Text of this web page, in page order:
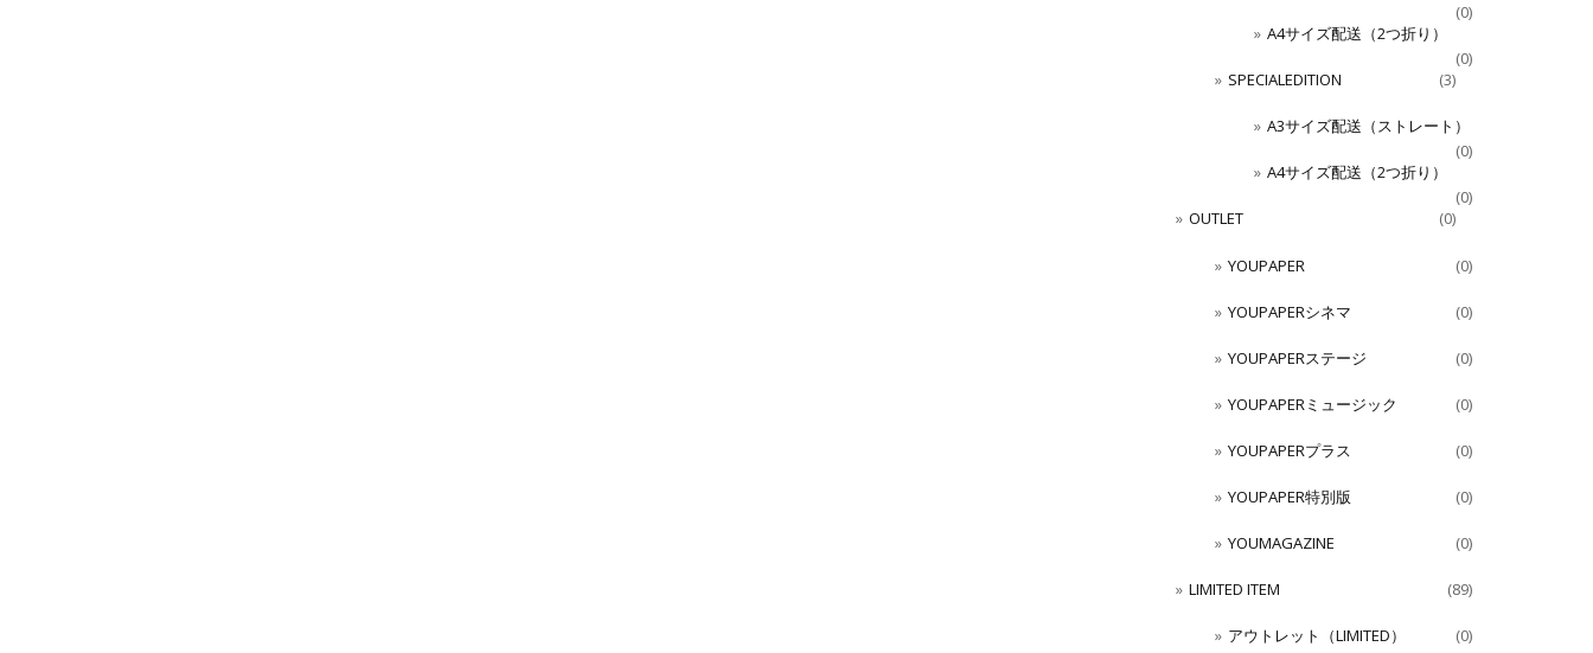
(0)
A4サイズ配送（2つ折り）
(0)
SPECIALEDITION
(3)
A3サイズ配送（ストレート）
(0)
A4サイズ配送（2つ折り）
(0)
OUTLET
(0)
YOUPAPER (0)
YOUPAPERシネマ (0)
YOUPAPERステージ (0)
YOUPAPERミュージック (0)
YOUPAPERプラス (0)
YOUPAPER特別版 (0)
YOUMAGAZINE (0)
LIMITED ITEM (89)
アウトレット（LIMITED） (0)